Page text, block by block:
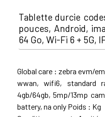
Tablette durcie
pouces, Android,
64 Go, Wi-Fi 6 + 5G,
Global care : zebra evm/
wwan, wifi6, standard
4gb/64gb, 5mp/13mp
battery, na only Poids : Kg